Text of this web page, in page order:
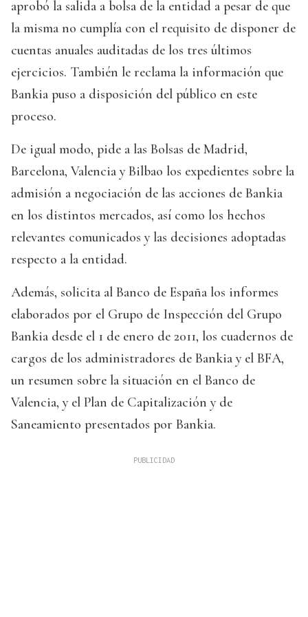
aprobó la salida a bolsa de la entidad a pesar de que
la misma no cumplía con el requisito de disponer de
cuentas anuales auditadas de los tres últimos
ejercicios. También le reclama la información que
Bankia puso a disposición del público en este
proceso.
De igual modo, pide a las Bolsas de Madrid,
Barcelona, Valencia y Bilbao los expedientes sobre la
admisión a negociación de las acciones de Bankia
en los distintos mercados, así como los hechos
relevantes comunicados y las decisiones adoptadas
respecto a la entidad.
Además, solicita al Banco de España los informes
elaborados por el Grupo de Inspección del Grupo
Bankia desde el 1 de enero de 2011, los cuadernos de
cargos de los administradores de Bankia y el BFA,
un resumen sobre la situación en el Banco de
Valencia, y el Plan de Capitalización y de
Saneamiento presentados por Bankia.